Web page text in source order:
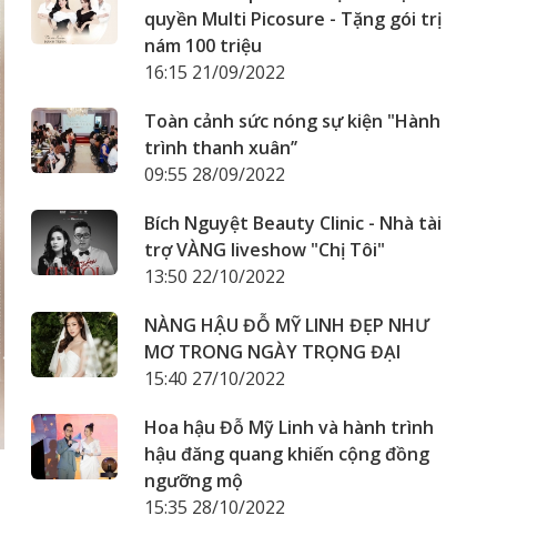
quyền Multi Picosure - Tặng gói trị
nám 100 triệu
16:15 21/09/2022
Toàn cảnh sức nóng sự kiện "Hành
trình thanh xuân’’
09:55 28/09/2022
Bích Nguyệt Beauty Clinic - Nhà tài
trợ VÀNG liveshow "Chị Tôi"
13:50 22/10/2022
NÀNG HẬU ĐỖ MỸ LINH ĐẸP NHƯ
MƠ TRONG NGÀY TRỌNG ĐẠI
15:40 27/10/2022
Hoa hậu Đỗ Mỹ Linh và hành trình
hậu đăng quang khiến cộng đồng
ngưỡng mộ
15:35 28/10/2022